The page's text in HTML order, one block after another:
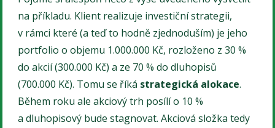
na příkladu. Klient realizuje investiční strategii,
v rámci které (a teď to hodně zjednoduším) je jeho
portfolio o objemu 1.000.000 Kč, rozloženo z 30 %
do akcií (300.000 Kč) a ze 70 % do dluhopisů
(700.000 Kč). Tomu se říká strategická alokace.
Během roku ale akciový trh posílí o 10 %
a dluhopisový bude stagnovat. Akciová složka tedy